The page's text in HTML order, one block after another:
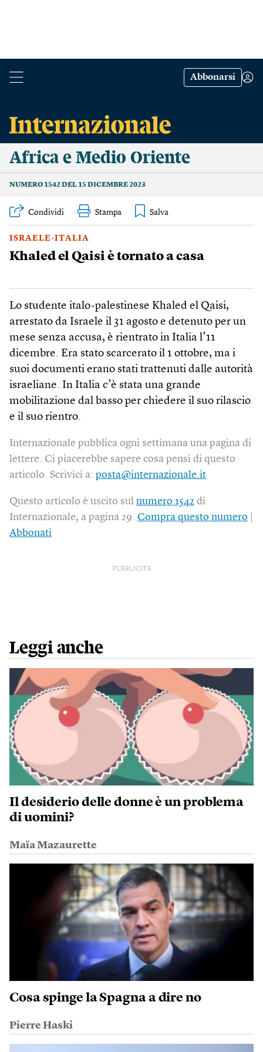
Abbonarsi
Africa e Medio Oriente
NUMERO 1542 DEL 15 DICEMBRE 2023
Condividi Stampa
ISRAELE-ITALIA
Khaled el Qaisi è tornato a casa
Lo studente italo-palestinese Khaled el Qaisi,
arrestato da Israele il 31 agosto e detenuto per un
mese senza accusa, è rientrato in Italia l’11
dicembre. Era stato scarcerato il 1 ottobre, ma i
suoi documenti erano stati trattenuti dalle autorità
israeliane. In Italia c’è stata una grande
mobilitazione dal basso per chiedere il suo rilascio
e il suo rientro.
Internazionale pubblica ogni settimana una pagina di
lettere. Ci piacerebbe sapere cosa pensi di questo
articolo. Scrivici a: posta@internazionale.it
Questo articolo è uscito sul numero 1542 di
Internazionale, a pagina 29. Compra questo numero
Abbonati
PUBBLICITÀ
Leggi anche
Il desiderio delle donne è un problema
di uomini?
Maïa Mazaurette
Cosa spinge la Spagna a dire no
Pierre Haski